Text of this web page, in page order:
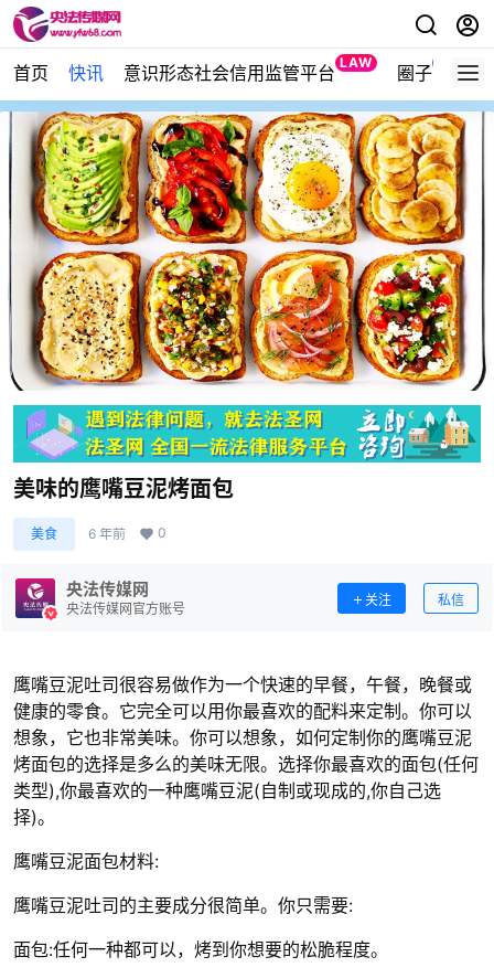
首页 快讯 意识形态社会信用监管平台 LAW 圈子 NEW
美味的鹰嘴豆泥烤面包
美食 6 年前 0
央法传媒网
央法传媒网官方账号
关注 私信
鹰嘴豆泥吐司很容易做作为一个快速的早餐，午餐，晚餐或
健康的零食。它完全可以用你最喜欢的配料来定制。你可以
想象，它也非常美味。你可以想象，如何定制你的鹰嘴豆泥
烤面包的选择是多么的美味无限。选择你最喜欢的面包(任何
类型),你最喜欢的一种鹰嘴豆泥(自制或现成的,你自己选
择)。
鹰嘴豆泥面包材料:
鹰嘴豆泥吐司的主要成分很简单。你只需要:
面包:任何一种都可以，烤到你想要的松脆程度。